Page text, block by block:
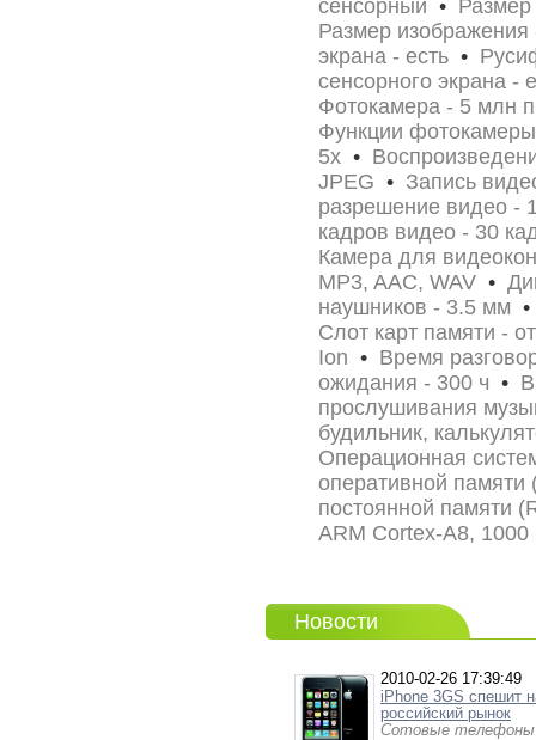
сенсорный •
Размер
экрана - есть •
сенсорного экрана
Фотокамера - 5 млн
Функции
5x •
JPEG • Запись
разрешение видео -
кадров видео - 30
Камера для
MP3, AAC, WAV •
наушников - 3.5 мм •
Слот карт памяти -
Ion • Время
ожидания - 300 ч •
прослушивания
будильник,
Операционная
оперативной
постоянной памяти
ARM Cortex-A8,
Новости
2010-02-26 17:39:49
iPhone 3GS спешит
российский рынок
Сотовые телефоны